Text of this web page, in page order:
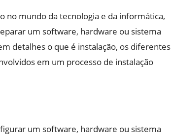
no mundo da tecnologia e da informática,
um software, hardware ou sistema
detalhes o que é instalação, os diferentes
em um processo de instalação
um software, hardware ou sistema